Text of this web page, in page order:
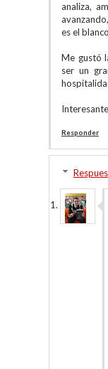
analiza,
es el
Me gustó
ser un
Responder